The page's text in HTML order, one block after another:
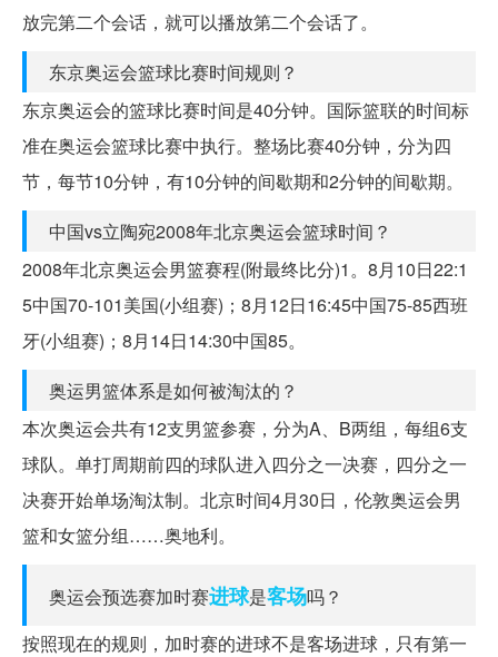
放完第二个会话，就可以播放第二个会话了。
东京奥运会篮球比赛时间规则？
东京奥运会的篮球比赛时间是40分钟。国际篮联的时间标
准在奥运会篮球比赛中执行。整场比赛40分钟，分为四
节，每节10分钟，有10分钟的间歇期和2分钟的间歇期。
中国vs立陶宛2008年北京奥运会篮球时间？
2008年北京奥运会男篮赛程(附最终比分)1。8月10日22:1
5中国70-101美国(小组赛)；8月12日16:45中国75-85西班
牙(小组赛)；8月14日14:30中国85。
奥运男篮体系是如何被淘汰的？
本次奥运会共有12支男篮参赛，分为A、B两组，每组6支
球队。单打周期前四的球队进入四分之一决赛，四分之一
决赛开始单场淘汰制。北京时间4月30日，伦敦奥运会男
篮和女篮分组……奥地利。
奥运会预选赛加时赛进球是客场吗？
按照现在的规则，加时赛的进球不是客场进球，只有第一